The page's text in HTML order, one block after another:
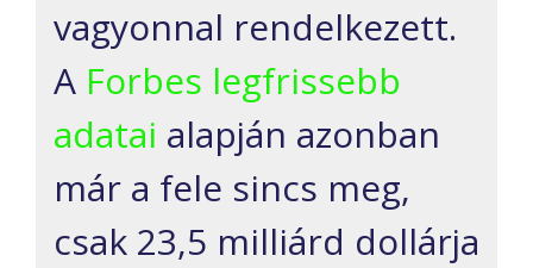
vagyonnal rendelkezett.
A Forbes legfrissebb
adatai alapján azonban
már a fele sincs meg,
csak 23,5 milliárd dollárja